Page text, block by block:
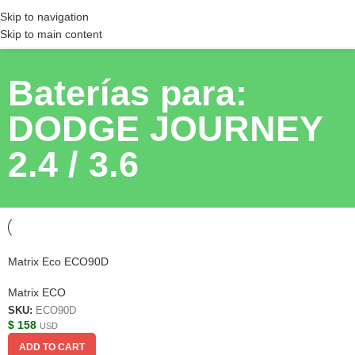
Skip to navigation
Skip to main content
Baterías para:
DODGE JOURNEY
2.4 / 3.6
Matrix Eco ECO90D
Matrix ECO
SKU: ECO90D
$ 158 USD
ADD TO CART